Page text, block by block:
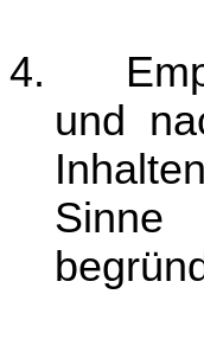
4.
und
Sinne